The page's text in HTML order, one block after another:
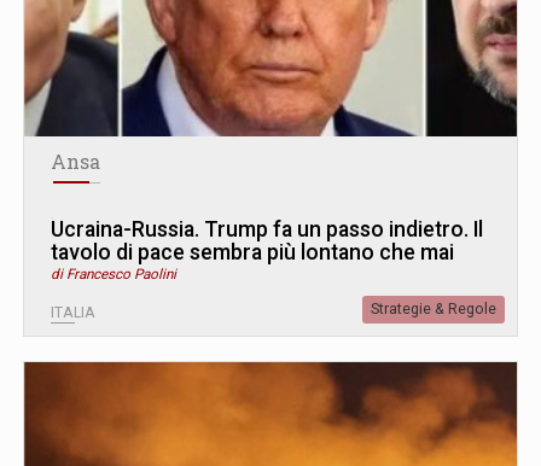
Ansa
Ucraina-Russia. Trump fa un passo indietro. Il
tavolo di pace sembra più lontano che mai
di Francesco Paolini
ITALIA Strategie & Regole